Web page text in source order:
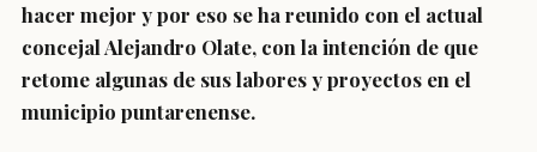
hacer mejor y por eso se ha reunido con el actual
concejal Alejandro Olate, con la intención de que
retome algunas de sus labores y proyectos en el
municipio puntarenense.